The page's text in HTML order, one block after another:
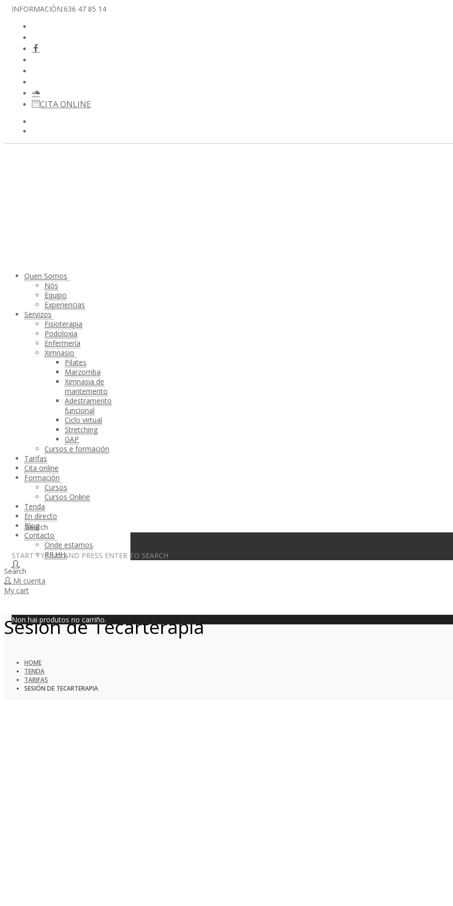
INFORMACIÓN:636 47 85 14
CITA ONLINE
Search
START TYPING AND PRESS ENTER TO SEARCH
Non hai produtos no carriño.
Quen Somos
Nós
Equipo
Experiencias
Servizos
Fisioterapia
Podoloxia
Enfermería
Ximnasio
Pilates
Marzomba
Ximnasia de
mantemento
Adestramento
funcional
Ciclo virtual
Stretching
GAP
Cursos e formación
Tarifas
Cita online
Formación
Cursos
Cursos Online
Tenda
En directo
Blog
Contacto
Onde estamos
RR.HH.
Search
Mi cuenta
My cart
Sesión de Tecarterapia
HOME
TENDA
TARIFAS
SESIÓN DE TECARTERAPIA